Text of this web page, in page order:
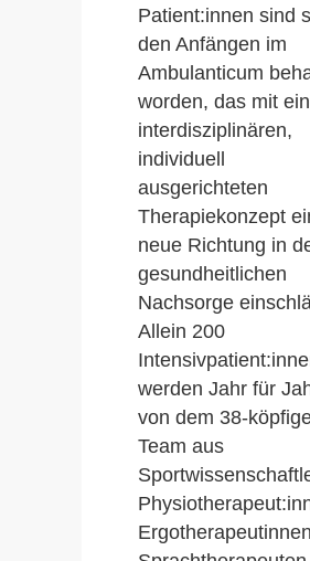
Patient:innen sind
den Anfängen im
Ambulanticum
worden, das mit
interdisziplinären,
individuell
ausgerichteten
Therapiekonzept
neue Richtung in
gesundheitlichen
Nachsorge
Allein 200
werden Jahr für
von dem 38-
Team aus